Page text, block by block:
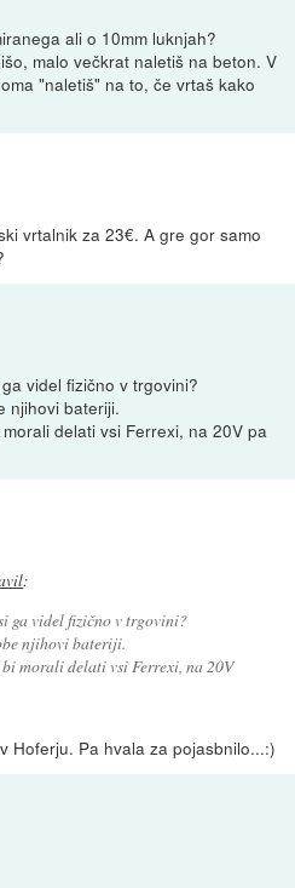
ali o 10mm luknjah?
malo večkrat naletiš na beton. V
"naletiš" na to, če vrtaš kako
vrtalnik za 23€. A gre gor samo
videl fizično v trgovini?
njihovi bateriji.
delati vsi Ferrexi, na 20V pa
:
ga videl fizično v trgovini?
njihovi bateriji.
morali delati vsi Ferrexi, na 20V
Hoferju. Pa hvala za pojasbnilo...:)